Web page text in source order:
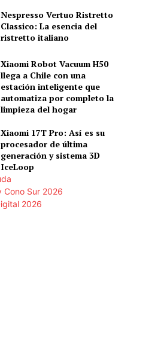
Nespresso Vertuo Ristretto
Classico: La esencia del
ristretto italiano
Xiaomi Robot Vacuum H50
llega a Chile con una
estación inteligente que
automatiza por completo la
limpieza del hogar
Xiaomi 17T Pro: Así es su
procesador de última
generación y sistema 3D
IceLoop